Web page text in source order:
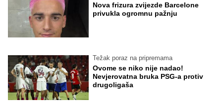
Nova frizura zvijezde Barcelone
privukla ogromnu pažnju
Težak poraz na pripremama
Ovome se niko nije nadao!
Nevjerovatna bruka PSG-a protiv
drugoligaša